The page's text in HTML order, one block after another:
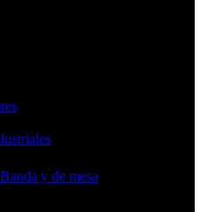
y de mesa